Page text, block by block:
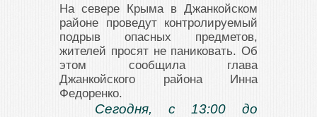
На севере Крыма в Джанкойском
районе проведут контролируемый
подрыв опасных предметов,
жителей просят не паниковать. Об
этом сообщила глава
Джанкойского района Инна
Федоренко.
Сегодня, с 13:00 до